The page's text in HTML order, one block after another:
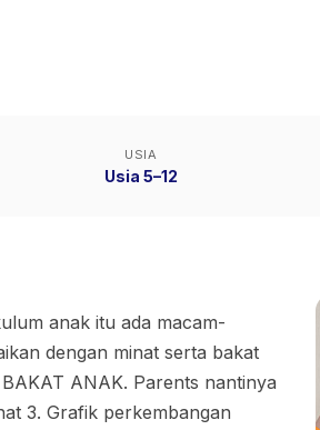
USIA
Usia 5–12
anak itu ada macam-
dengan minat serta bakat
ANAK. Parents nantinya
3. Grafik perkembangan